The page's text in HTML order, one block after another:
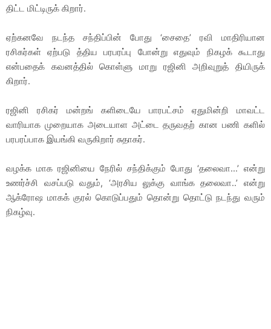
திட்ட மிட்டிருக் கிறார்.
ஏற்கனவே நடந்த சந்திப்பின் போது ‘சைதை’ ரவி மாதிரியான
ரசிகர்கள் ஏற்படு த்திய பரபரப்பு போன்று எதுவும் நிகழக் கூடாது
என்பதைக் கவனத்தில் கொள்ளு மாறு ரஜினி அறிவுறுத் தியிருக்
கிறார்.
ரஜினி ரசிகர் மன்றங் களிடையே பாரபட்சம் ஏதுமின்றி மாவட்ட
வாரியாக முறையாக அடையாள அட்டை தருவதற் கான பணி களில்
பரபரப்பாக இயங்கி வருகிறார் சுதாகர்.
வழக்க மாக ரஜினியை நேரில் சந்திக்கும் போது ‘தலைவா...’ என்று
உணர்ச்சி வசப்படு வதும், ‘அரசிய லுக்கு வாங்க தலைவா..’ என்று
ஆக்ரோஷ மாகக் குரல் கொடுப்பதும் தொன்று தொட்டு நடந்து வரும்
நிகழ்வு.